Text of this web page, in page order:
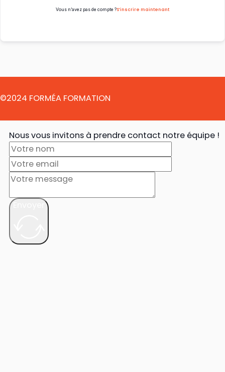
Vous n’avez pas de compte ?S’inscrire maintenant
©2024 FORMÉA FORMATION
Nous vous invitons à prendre contact notre équipe !
Envoyer